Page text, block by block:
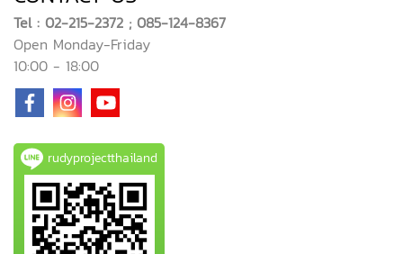
Tel : 02-215-2372 ; 085-124-8367
Open Monday-Friday
10:00 - 18:00
rudyprojectthailand